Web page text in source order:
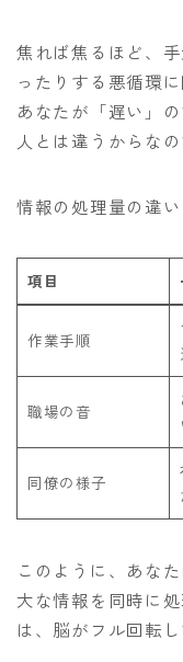
焦れば焦るほど、
ったりする悪循環
あなたが「遅い」
人とは違うからなの
情報の処理量の違い
項目
作業手順
職場の音
同僚の様子
このように、あな
大な情報を同時に
は、脳がフル回転